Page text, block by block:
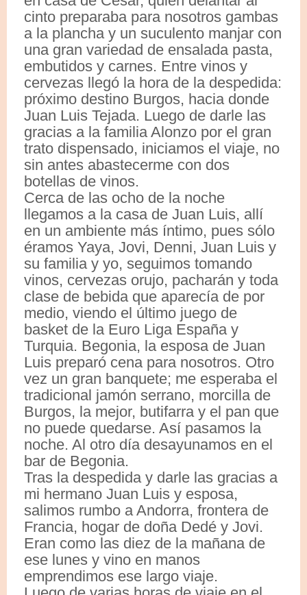
cinto preparaba para nosotros gambas
a la plancha y un suculento manjar con
una gran variedad de ensalada pasta,
embutidos y carnes. Entre vinos y
cervezas llegó la hora de la despedida:
próximo destino Burgos, hacia donde
Juan Luis Tejada. Luego de darle las
gracias a la familia Alonzo por el gran
trato dispensado, iniciamos el viaje, no
sin antes abastecerme con dos
botellas de vinos.
Cerca de las ocho de la noche
llegamos a la casa de Juan Luis, allí
en un ambiente más íntimo, pues sólo
éramos Yaya, Jovi, Denni, Juan Luis y
su familia y yo, seguimos tomando
vinos, cervezas orujo, pacharán y toda
clase de bebida que aparecía de por
medio, viendo el último juego de
basket de la Euro Liga España y
Turquia. Begonia, la esposa de Juan
Luis preparó cena para nosotros. Otro
vez un gran banquete; me esperaba el
tradicional jamón serrano, morcilla de
Burgos, la mejor, butifarra y el pan que
no puede quedarse. Así pasamos la
noche. Al otro día desayunamos en el
bar de Begonia.
Tras la despedida y darle las gracias a
mi hermano Juan Luis y esposa,
salimos rumbo a Andorra, frontera de
Francia, hogar de doña Dedé y Jovi.
Eran como las diez de la mañana de
ese lunes y vino en manos
emprendimos ese largo viaje.